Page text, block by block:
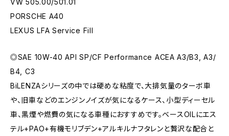
VW 505.00/501.01
PORSCHE A40
LEXUS LFA Service Fill
◎SAE 10W-40 API SP/CF Performance ACEA A3/B3, A3/
B4, C3
BiLENZAシリーズの中では硬めな粘度で、大排気量のターボ車
や、旧車などのエンジンノイズが気になるケース、小型ディーセル
車、黒煙や燃費の気になる車種におすすめです。ベースOILにエス
テル+PAO+有機モリブデン+アルキルナフタレンと贅沢な配合と